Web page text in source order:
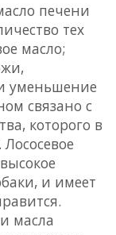
печени
тех
масло;
уменьшение
связано с
которого в
и имеет
масла